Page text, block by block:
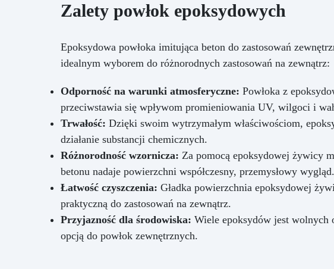
Zalety powłok epoksydowych
Epoksydowa powłoka imitująca beton do zastosowań
idealnym wyborem do różnorodnych zastosowań na zewnątrz:
Odporność na warunki atmosferyczne: Powłoka z
przeciwstawia się wpływom promieniowania UV, wilgoci i
Trwałość: Dzięki swoim wytrzymałym właściwościom,
działanie substancji chemicznych.
Różnorodność wzornicza: Za pomocą epoksydowej żywicy
betonu nadaje powierzchni współczesny, przemysłowy wygląd.
Łatwość czyszczenia: Gładka powierzchnia epoksydowej
praktyczną do zastosowań na zewnątrz.
Przyjazność dla środowiska: Wiele epoksydów jest wolnych
opcją do powłok zewnętrznych.